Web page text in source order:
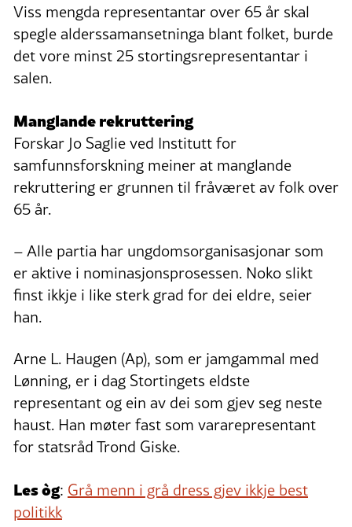
Viss mengda representantar over 65 år skal
spegle alderssamansetninga blant folket, burde
det vore minst 25 stortingsrepresentantar i
salen.
Manglande rekruttering
Forskar Jo Saglie ved Institutt for
samfunnsforskning meiner at manglande
rekruttering er grunnen til fråværet av folk over
65 år.
– Alle partia har ungdomsorganisasjonar som
er aktive i nominasjonsprosessen. Noko slikt
finst ikkje i like sterk grad for dei eldre, seier
han.
Arne L. Haugen (Ap), som er jamgammal med
Lønning, er i dag Stortingets eldste
representant og ein av dei som gjev seg neste
haust. Han møter fast som vararepresentant
for statsråd Trond Giske.
Les òg: Grå menn i grå dress gjev ikkje best
politikk